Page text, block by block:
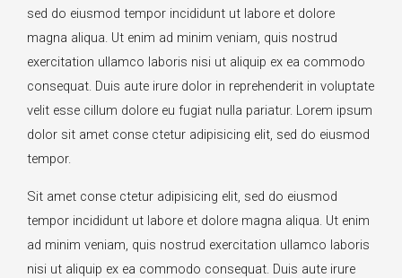
sed do eiusmod tempor incididunt ut labore et dolore
magna aliqua. Ut enim ad minim veniam, quis nostrud
exercitation ullamco laboris nisi ut aliquip ex ea commodo
consequat. Duis aute irure dolor in reprehenderit in voluptate
velit esse cillum dolore eu fugiat nulla pariatur. Lorem ipsum
dolor sit amet conse ctetur adipisicing elit, sed do eiusmod
tempor.
Sit amet conse ctetur adipisicing elit, sed do eiusmod
tempor incididunt ut labore et dolore magna aliqua. Ut enim
ad minim veniam, quis nostrud exercitation ullamco laboris
nisi ut aliquip ex ea commodo consequat. Duis aute irure